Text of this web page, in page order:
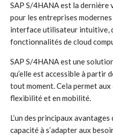
SAP S/4HANA est la dernière
pour les entreprises
interface utilisateur intuitive,
fonctionnalités de cloud
SAP S/4HANA est une
qu’elle est accessible à partir
tout moment. Cela permet
flexibilité et en mobilité.
L’un des principaux
capacité à s’adapter aux